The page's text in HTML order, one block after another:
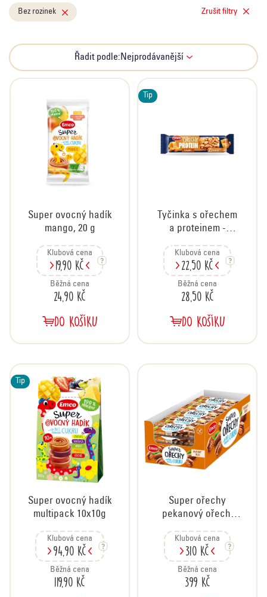
Ř
a
z
Řadit podle: Nejprodávanější
Bez rozinek Zrušit filtry
d
k
t
ů
Super ovocný hadík
mango, 20 g
Klubová cena
19,90 Kč
Běžná cena
24,90 Kč
DO KOŠÍKU
Tip
Tyčinka s ořechem
a proteinem -
Klubová cena
22,50 Kč
Běžná cena
28,50 Kč
DO KOŠÍKU
Tip
Super ovocný hadík
multipack 10x10g
Klubová cena
94,90 Kč
Běžná cena
119,90 Kč
Super ořechy
pekanový ořech,
Klubová cena
310 Kč
Běžná cena
399 Kč